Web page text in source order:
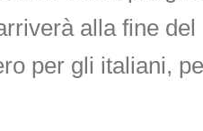
alla fine
per gli italiani,